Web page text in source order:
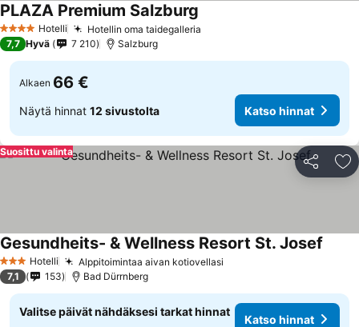
4 Tähtiluokitus
Hotelli Hotellin oma taidegalleria
PLAZA Premium Salzburg
7,7 Hyvä 7 210 Salzburg
Alkaen 66 €
Näytä hinnat 12 sivustolta Katso hinnat
Jaa
Suosittu valinta
3 Tähtiluokitus
Hotelli Alppitoimintaa aivan kotiovellasi
Gesundheits- & Wellness Resort St. Josef
7,1 153 Bad Dürrnberg
Valitse päivät nähdäksesi tarkat hinnat
Katso hinnat